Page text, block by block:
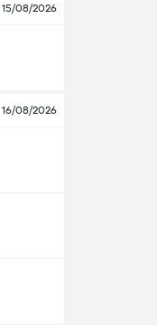
15/08/2026
16/08/2026